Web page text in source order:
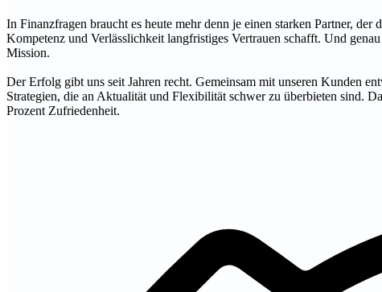
In Finanzfragen braucht es heute mehr denn je einen starken Partner, der
Kompetenz und Verlässlichkeit langfristiges Vertrauen schafft. Und genau
Mission.
Der Erfolg gibt uns seit Jahren recht. Gemeinsam mit unseren Kunden
Strategien, die an Aktualität und Flexibilität schwer zu überbieten sind.
Prozent Zufriedenheit.